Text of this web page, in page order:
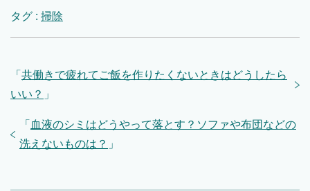
タグ : 掃除
「 共働きで疲れてご飯を作りたくないときはどうしたら
いい？ 」
「 血液のシミはどうやって落とす？ソファや布団などの
洗えないものは？ 」